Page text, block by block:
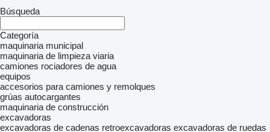
Búsqueda
Categoría
maquinaria municipal
maquinaria de limpieza viaria
camiones rociadores de agua
equipos
accesorios para camiones y remolques
grúas autocargantes
maquinaria de construcción
excavadoras
excavadoras de cadenas retroexcavadoras excavadoras de ruedas